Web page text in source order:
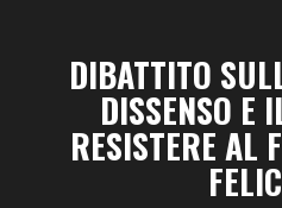
DIBATTITO
DISSENSO E
RESISTERE AL